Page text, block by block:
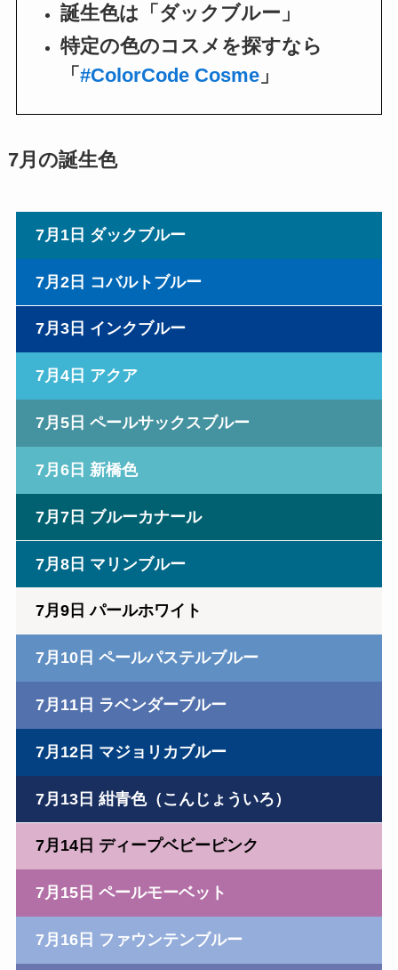
誕生色は「ダックブルー」
特定の色のコスメを探すなら
「#ColorCode Cosme 」
7月の誕生色
7月1日 ダックブルー
7月2日 コバルトブルー
7月3日 インクブルー
7月4日 アクア
7月5日 ペールサックスブルー
7月6日 新橋色
7月7日 ブルーカナール
7月8日 マリンブルー
7月9日 パールホワイト
7月10日 ペールパステルブルー
7月11日 ラベンダーブルー
7月12日 マジョリカブルー
7月13日 紺青色（こんじょういろ）
7月14日 ディープベビーピンク
7月15日 ペールモーベット
7月16日 ファウンテンブルー